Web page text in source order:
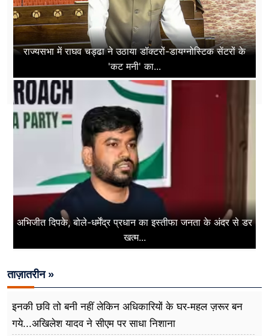
राज्यसभा में राघव चड्ढा ने उठाया डॉक्टरों-डायग्नोस्टिक सेंटरों के
'कट मनी' का...
अभिजीत दिपके, बोले-धर्मेंद्र प्रधान का इस्तीफा जनता के अंदर से डर
खत्म...
ताज़ातरीन »
इनकी छवि तो बनी नहीं लेकिन अधिकारियों के घर-महल ज़रूर बन
गये...अखिलेश यादव ने सीएम पर साधा​ निशाना